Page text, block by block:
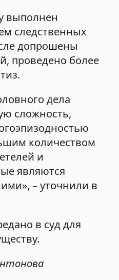
выполнен
следственных
допрошены
проведено более
дела
сложность,
количеством
и
являются
– уточнили в
в суд для